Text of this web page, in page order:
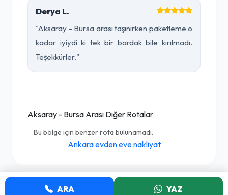
Derya L.
"Aksaray - Bursa arası taşınırken paketleme o
kadar iyiydi ki tek bir bardak bile kırılmadı.
Teşekkürler."
Aksaray - Bursa Arası Diğer Rotalar
Bu bölge için benzer rota bulunamadı.
Ankara evden eve nakliyat
ARA YAZ